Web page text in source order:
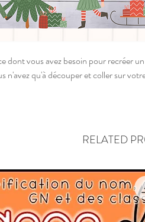
dont vous avez besoin pour recréer un
n'avez qu'à découper et coller sur
RELATED